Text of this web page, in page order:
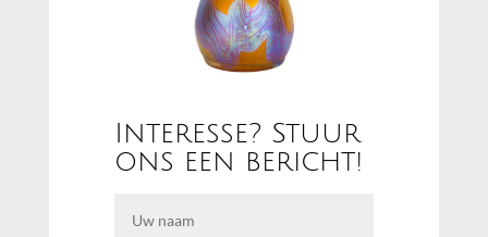
Interesse? Stuur
ons een bericht!